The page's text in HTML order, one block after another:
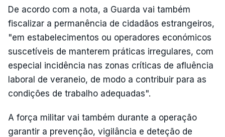
De acordo com a nota, a Guarda vai também
fiscalizar a permanência de cidadãos estrangeiros,
"em estabelecimentos ou operadores económicos
suscetíveis de manterem práticas irregulares, com
especial incidência nas zonas críticas de afluência
laboral de veraneio, de modo a contribuir para as
condições de trabalho adequadas".
A força militar vai também durante a operação
garantir a prevenção, vigilância e deteção de